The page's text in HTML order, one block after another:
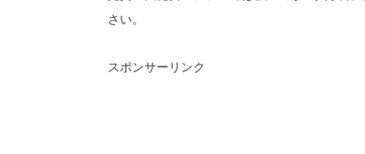
さい。
スポンサーリンク